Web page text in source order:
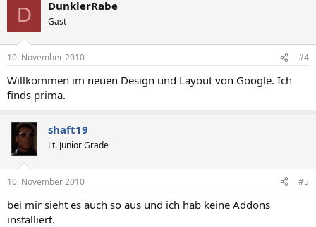
D DunklerRabe
Gast
10. November 2010 #4
Willkommen im neuen Design und Layout von Google. Ich
finds prima.
shaft19
Lt. Junior Grade
10. November 2010 #5
bei mir sieht es auch so aus und ich hab keine Addons
installiert.